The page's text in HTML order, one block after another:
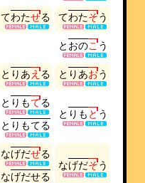
てわたせる てわたそう
と おのこう
と り あえる と り あおう
と り もてる
と り もてる
と り も とう
なげだせる
なげだせる
なげだそう